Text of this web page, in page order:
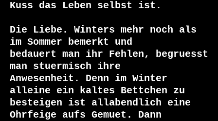
Kuss das Leben selbst ist.
Die Liebe. Winters mehr noch als
im Sommer bemerkt und
bedauert man ihr Fehlen, begruesst
man stuermisch ihre
Anwesenheit. Denn im Winter
alleine ein kaltes Bettchen zu
besteigen ist allabendlich eine
Ohrfeige aufs Gemuet. Dann